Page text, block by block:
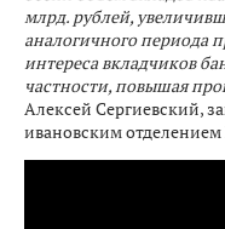
млрд. рублей,
аналогичного периода
интереса вкладчиков
частности, повышая
Алексей Сергиевский,
ивановским